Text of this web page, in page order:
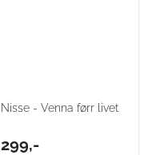
Nisse - Venna førr livet
299,-